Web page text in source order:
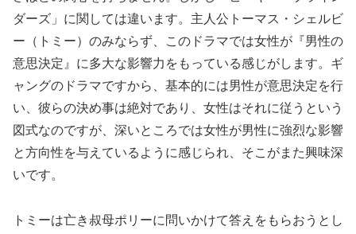
ダーズ」に関しては違います。主人公トーマス・シェルビ
ー（トミー）のみならず、このドラマでは女性が『男性の
意思決定』に多大な影響力をもっている感じがします。ギ
ャングのドラマですから、基本的には男性が意思決定を行
い、彼らの決め事は絶対であり、女性はそれに従うという
図式なのですが、深いところでは女性が男性に強烈な影響
と方向性を与えているように感じられ、そこがまた興味深
いです。
トミーは亡き叔母ポリーに問いかけて答えをもらおうとし